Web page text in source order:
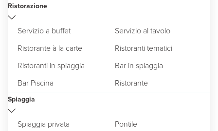
Ristorazione
Servizio a buffet
Servizio al tavolo
Ristorante à la carte
Ristoranti tematici
Ristoranti in spiaggia
Bar in spiaggia
Bar Piscina
Ristorante
Spiaggia
Spiaggia privata
Pontile